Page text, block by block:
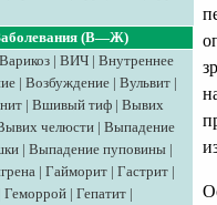
(В—Ж)
Варикоз | ВИЧ | Внутреннее
| Возбуждение | Вульвит |
| Вшивый тиф | Вывих
челюсти | Выпадение
| Выпадение пуповины |
| Гайморит | Гастрит |
Геморрой | Гепатит |